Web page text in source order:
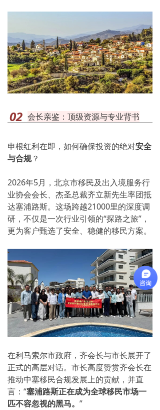
02 会长亲鉴：顶级资源与专业背书
申根红利在即，如何确保投资的绝对安全
与合规？
2026年5月，北京市移民及出入境服务行
业协会会长、杰圣总裁齐立新先生率团抵
达塞浦路斯。这场跨越21000里的深度调
研，不仅是一次行业引领的“探路之旅”，
更为客户甄选了安全、稳健的移民方案。
在利马索尔市政府，齐会长与市长展开了
正式的高层对话。市长高度赞赏齐会长在
推动中塞移民合规发展上的贡献，并直
言：“塞浦路斯正在成为全球移民市场一
匹不容忽视的黑马。 ”